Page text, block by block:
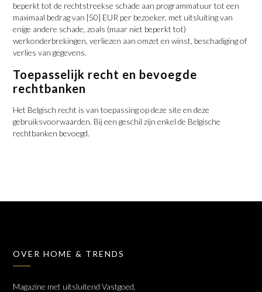
beperkt tot de rechtstreekse schade aan programmatuur tot een
maximaal bedrag van [50] EUR per bezoeker, met uitsluiting van
enige andere schade, zoals (maar niet beperkt tot)
werkonderbrekingen, verliezen aan omzet en winst, beschadiging of
verlies van gegevens.
Toepasselijk recht en bevoegde
rechtbanken
Het Belgisch recht is van toepassing op deze site en deze
gebruiksvoorwaarden. Bij een geschil zijn enkel de Belgische
rechtbanken bevoegd.
OVER HOME & TRENDS
Magazine met uitsluitend Vastgoed,